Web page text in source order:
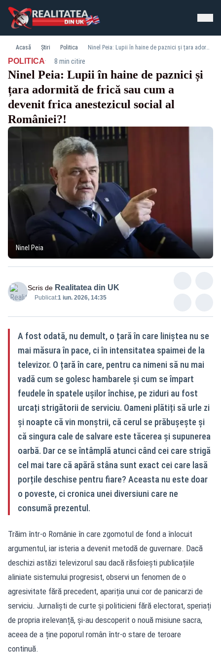
Acasă Știri Politica Ninel Peia: Lupii în haine de paznici și țara adormită de frică sau cum a devenit frica anestezicul social al României?!
POLITICA· 8 min citire
Ninel Peia: Lupii în haine de paznici și
țara adormită de frică sau cum a
devenit frica anestezicul social al
României?!
Ninel Peia
Scris de Realitatea din UK
Publicat:1 iun. 2026, 14:35
A fost odată, nu demult, o țară în care liniștea nu se
mai măsura în pace, ci în intensitatea spaimei de la
televizor. O țară în care, pentru ca nimeni să nu mai
vadă cum se golesc hambarele și cum se împart
feudele în spatele ușilor închise, pe ziduri au fost
urcați strigătorii de serviciu. Oameni plătiți să urle zi
și noapte că vin monștrii, că cerul se prăbușește și
că singura cale de salvare este tăcerea și supunerea
oarbă. Dar ce se întâmplă atunci când cei care strigă
cel mai tare că apără stâna sunt exact cei care lasă
porțile deschise pentru fiare? Aceasta nu este doar
o poveste, ci cronica unei diversiuni care ne
consumă prezentul.
Trăim într-o Românie în care zgomotul de fond a înlocuit
argumentul, iar isteria a devenit metodă de guvernare. Dacă
deschizi astăzi televizorul sau dacă răsfoiești publicațiile
aliniate sistemului progresist, observi un fenomen de o
agresivitate fără precedent, apariția unui cor de panicarzi de
serviciu. Jurnaliști de curte și politicieni fără electorat, speriați
de propria irelevanță, și-au descoperit o nouă misiune sacra,
aceea de a ține poporul român într-o stare de teroare
continuă.